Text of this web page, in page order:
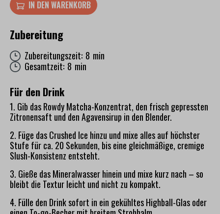
IN DEN WARENKORB
Zubereitung
Zubereitungszeit: 8 min
Gesamtzeit: 8 min
Für den Drink
1. Gib das Rowdy Matcha-Konzentrat, den frisch gepressten
Zitronensaft und den Agavensirup in den Blender.
2. Füge das Crushed Ice hinzu und mixe alles auf höchster
Stufe für ca. 20 Sekunden, bis eine gleichmäßige, cremige
Slush-Konsistenz entsteht.
3. Gieße das Mineralwasser hinein und mixe kurz nach – so
bleibt die Textur leicht und nicht zu kompakt.
4. Fülle den Drink sofort in ein gekühltes Highball-Glas oder